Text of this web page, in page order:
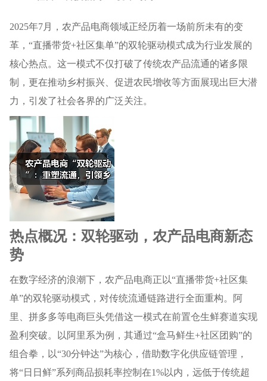
2025年7月，农产品电商领域正经历着一场前所未有的变
革，“直播带货+社区集单”的双轮驱动模式成为行业发展的
核心热点。这一模式不仅打破了传统农产品流通的诸多限
制，更在推动乡村振兴、促进农民增收等方面展现出巨大潜
力，引发了社会各界的广泛关注。
热点概况：双轮驱动，农产品电商新态
势
在数字经济的浪潮下，农产品电商正以“直播带货+社区集
单”的双轮驱动模式，对传统流通链路进行全面重构。阿
里、拼多多等电商巨头凭借这一模式在前置仓生鲜赛道实现
盈利突破。以阿里系为例，其通过“盒马鲜生+社区团购”的
组合拳，以“30分钟达”为核心，借助数字化供应链管理，
将“日日鲜”系列商品损耗率控制在1%以内，远低于传统超